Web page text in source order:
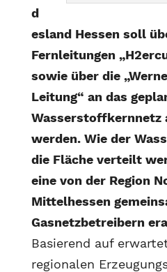
d
esland Hessen soll
Fernleitungen
sowie über die
Leitung“ an das
Wasserstoffkernnetz
werden. Wie der
die Fläche verteilt
eine von der Region
Mittelhessen
Gasnetzbetreibern
Basierend auf
regionalen